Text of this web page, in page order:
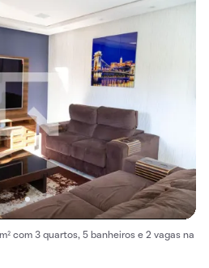
com 3 quartos, 5 banheiros e 2 vagas na